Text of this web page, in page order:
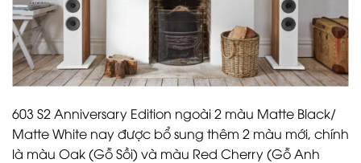
603 S2 Anniversary Edition ngoài 2 màu Matte Black/
Matte White nay được bổ sung thêm 2 màu mới, chính
là màu Oak (Gỗ Sồi) và màu Red Cherry (Gỗ Anh